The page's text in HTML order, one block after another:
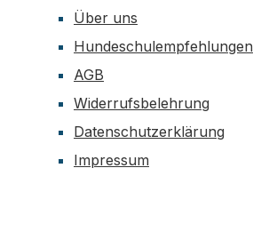
Über uns
Hundeschulempfehlungen
AGB
Widerrufsbelehrung
Datenschutzerklärung
Impressum